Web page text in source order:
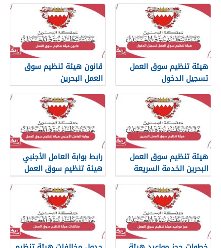
هيئة تنظيم سوق العمل
تسجيل الدخول
قانون هيئة تنظيم سوق
العمل البحرين
هيئة تنظيم سوق العمل
البحرين الخدمة السريعة
رابط بوابة العامل الأجنبي
هيئة تنظيم سوق العمل